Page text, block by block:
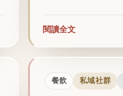
閱讀全文
餐飲 私域社群